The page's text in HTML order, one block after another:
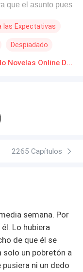
que el asunto pues
permitir que
q ue yo sentía
encargue de
pero él en cambio
mi corazón fue
poco a poco me
de repente se
a la escasez, pero
socorrerme, el
traté como mierda,
las Expectativas
Despiadado
Nunca conoces a quien tienes al lado Novelas Online Descarga gratuita de PDF
2265 Capítulos
semana. Por
Lo hubiera
de que él se
solo un pobretón a
ni un dedo